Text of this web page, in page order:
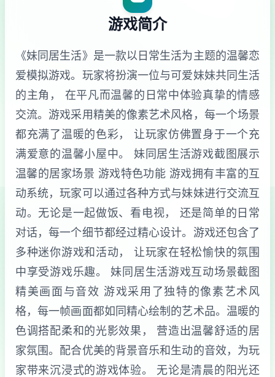
游戏简介
《妹同居生活》是一款以日常生活为主题的温馨恋
爱模拟游戏。玩家将扮演一位与可爱妹妹共同生活
的主角， 在平凡而温馨的日常中体验真挚的情感
交流。游戏采用精美的像素艺术风格，每一个场景
都充满了温暖的色彩， 让玩家仿佛置身于一个充
满爱意的温馨小屋中。 妹同居生活游戏截图展示
温馨的居家场景 游戏特色功能 游戏拥有丰富的互
动系统，玩家可以通过各种方式与妹妹进行交流互
动。无论是一起做饭、看电视， 还是简单的日常
对话，每一个细节都经过精心设计。游戏还包含了
多种迷你游戏和活动， 让玩家在轻松愉快的氛围
中享受游戏乐趣。 妹同居生活游戏互动场景截图
精美画面与音效 游戏采用了独特的像素艺术风
格，每一帧画面都如同精心绘制的艺术品。温暖的
色调搭配柔和的光影效果， 营造出温馨舒适的居
家氛围。配合优美的背景音乐和生动的音效，为玩
家带来沉浸式的游戏体验。 无论是清晨的阳光还